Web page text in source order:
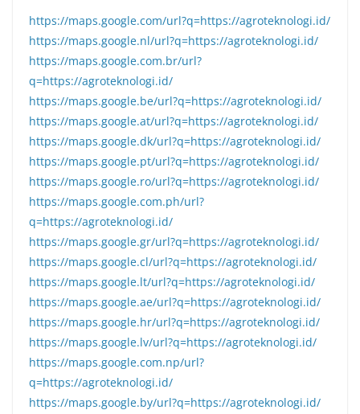
https://maps.google.com/url?q=https://agroteknologi.id/
https://maps.google.nl/url?q=https://agroteknologi.id/
https://maps.google.com.br/url?
q=https://agroteknologi.id/
https://maps.google.be/url?q=https://agroteknologi.id/
https://maps.google.at/url?q=https://agroteknologi.id/
https://maps.google.dk/url?q=https://agroteknologi.id/
https://maps.google.pt/url?q=https://agroteknologi.id/
https://maps.google.ro/url?q=https://agroteknologi.id/
https://maps.google.com.ph/url?
q=https://agroteknologi.id/
https://maps.google.gr/url?q=https://agroteknologi.id/
https://maps.google.cl/url?q=https://agroteknologi.id/
https://maps.google.lt/url?q=https://agroteknologi.id/
https://maps.google.ae/url?q=https://agroteknologi.id/
https://maps.google.hr/url?q=https://agroteknologi.id/
https://maps.google.lv/url?q=https://agroteknologi.id/
https://maps.google.com.np/url?
q=https://agroteknologi.id/
https://maps.google.by/url?q=https://agroteknologi.id/